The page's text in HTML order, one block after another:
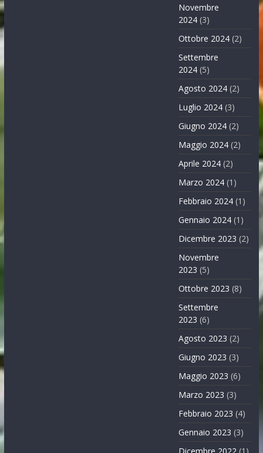
Novembre
2024 (3)
Ottobre 2024 (2)
Settembre
2024 (5)
Agosto 2024 (2)
Luglio 2024 (3)
Giugno 2024 (2)
Maggio 2024 (2)
Aprile 2024 (2)
Marzo 2024 (1)
Febbraio 2024 (1)
Gennaio 2024 (1)
Dicembre 2023 (2)
Novembre
2023 (5)
Ottobre 2023 (8)
Settembre
2023 (6)
Agosto 2023 (2)
Giugno 2023 (3)
Maggio 2023 (6)
Marzo 2023 (3)
Febbraio 2023 (4)
Gennaio 2023 (3)